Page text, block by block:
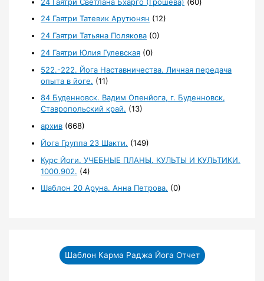
24 Гаятри Татевик Арутюнян (12)
24 Гаятри Татьяна Полякова (0)
24 Гаятри Юлия Гулевская (0)
522.-222. Йога Наставничества. Личная передача
опыта в йоге. (11)
84 Буденновск. Вадим Опенйога, г. Буденновск,
Ставропольский край. (13)
архив (668)
Йога Группа 23 Шакти. (149)
Курс Йоги. УЧЕБНЫЕ ПЛАНЫ. КУЛЬТЫ И КУЛЬТИКИ.
1000.902. (4)
Шаблон 20 Аруна. Анна Петрова. (0)
Шаблон Карма Раджа Йога Отчет